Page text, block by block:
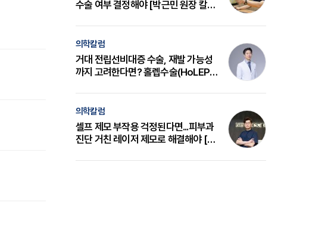
수술 여부 결정해야 [박근민 원장 칼
의학칼럼
거대 전립선비대증 수술, 재발 가능성
까지 고려한다면? 홀렙수술(HoLEP)
의학칼럼
셀프 제모 부작용 걱정된다면...피부과
진단 거친 레이저 제모로 해결해야 [변